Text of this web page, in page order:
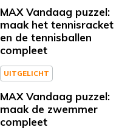
MAX Vandaag puzzel:
maak het tennisracket
en de tennisballen
compleet
UITGELICHT
MAX Vandaag puzzel:
maak de zwemmer
compleet